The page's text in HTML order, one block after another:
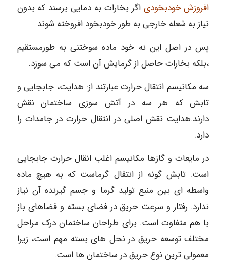
افروزش خودبخودی اگر بخارات به دمایی برسند که بدون
نیاز به شعله خارجی به طور خودبخود افروخته شوند
پس در اصل این نه خود ماده سوختنی به طورمستقیم
،بلکه بخارات حاصل از گرمایش آن است که می سوزد.
سه مکانیسم انتقال حرارت عبارتند از: هدایت، جابجایی و
تابش که هر سه در آتش سوزی ساختمان نقش
دارند.هدایت نقش اصلی در انتقال حرارت در جامدات را
دارد.
در مایعات و گازها مکانیسم اغلب انقال حرارت جابجایی
است. تابش گونه از انتقال گرماست که به هیچ ماده
واسطه ای بین منبع تولید گرما و جسم گیرنده آن نیاز
ندارد. رفتار و سرعت حریق در فضای بسته و فضاهای باز
با هم متفاوت است. برای طراحان ساختمان درک مراحل
مختلف توسعه حریق در نحل های بسته مهم است، زیرا
معمولی ترین نوع حریق در ساختمان ها است.